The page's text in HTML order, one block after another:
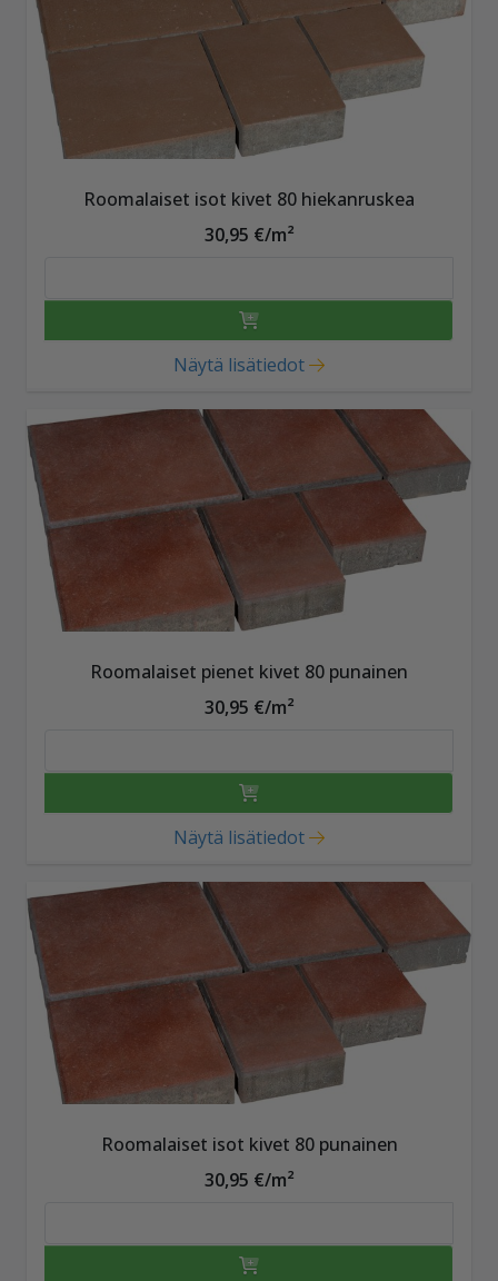
Roomalaiset isot kivet 80 hiekanruskea
30,95 €/m²
Näytä lisätiedot
Roomalaiset pienet kivet 80 punainen
30,95 €/m²
Näytä lisätiedot
Roomalaiset isot kivet 80 punainen
30,95 €/m²